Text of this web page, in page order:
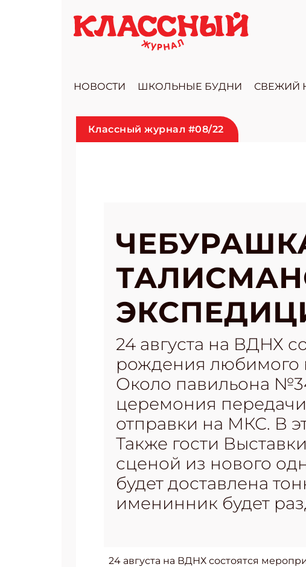
НОВОСТИ ШКОЛЬНЫЕ БУДНИ СВЕЖИЙ
Классный журнал #08/22
24 августа на ВДНХ
рождения любимого
Около павильона
церемония
отправки на МКС. В
Также гости
сценой из нового
будет доставлена
именинник будет
24 августа на ВДНХ состоятся